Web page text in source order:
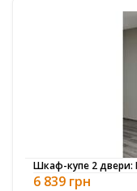
Шкаф-купе 2 двери:
6 839 грн